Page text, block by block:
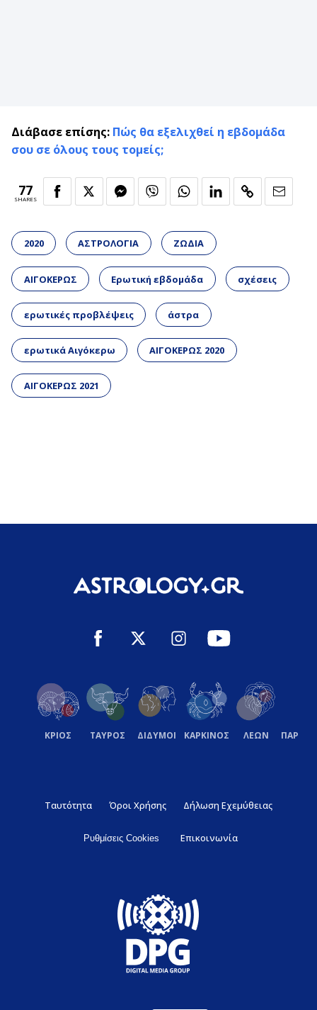
Διάβασε επίσης: Πώς θα εξελιχθεί η εβδομάδα
σου σε όλους τους τομείς;
77
SHARES
2020 ΑΣΤΡΟΛΟΓΙΑ ΖΩΔΙΑ
ΑΙΓΟΚΕΡΩΣ Ερωτική εβδομάδα σχέσεις
ερωτικές προβλέψεις άστρα
ερωτικά Αιγόκερω ΑΙΓΟΚΕΡΩΣ 2020
ΑΙΓΟΚΕΡΩΣ 2021
ΚΡΙΟΣ ΤΑΥΡΟΣ ΔΙΔΥΜΟΙ ΚΑΡΚΙΝΟΣ ΛΕΩΝ
Ταυτότητα Όροι Χρήσης Δήλωση Εχεμύθειας
Ρυθμίσεις Cookies Επικοινωνία